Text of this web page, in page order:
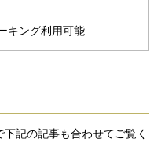
キング利用可能
記の記事も合わせてご覧く